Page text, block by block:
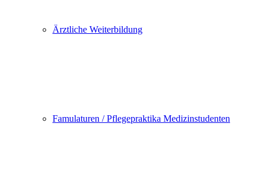
Ärztliche Weiterbildung
Famulaturen / Pflegepraktika Medizinstudenten